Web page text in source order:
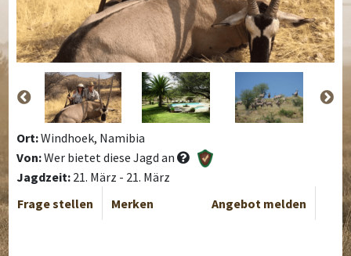
Ort:Windhoek, Namibia
Von:Wer bietet diese Jagd an
Jagdzeit: 21. März - 21. März
Frage stellen
Merken Angebot melden